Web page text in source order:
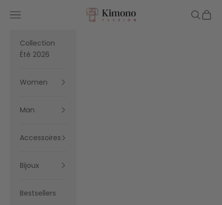
Kimono Passion
Navigation menu Search
Cart
Collection
Été 2026
Women
Man
Accessoires
Bijoux
Bestsellers